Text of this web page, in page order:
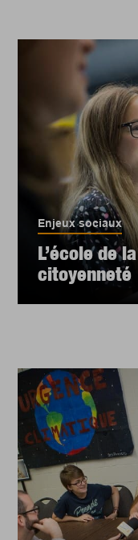
Enjeux sociaux
L’école de la
citoyenneté